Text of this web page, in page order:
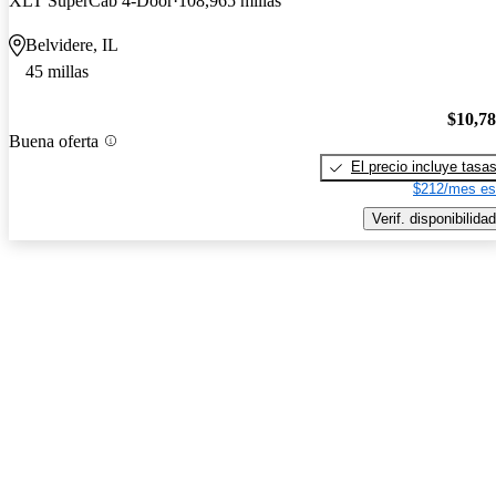
Belvidere, IL
45 millas
Buena oferta
El precio incluye tasas
$212/mes
Verif. disponibilidad